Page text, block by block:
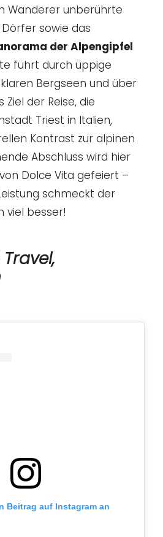
Wanderer unberührte
sowie das
der Alpengipfel
führt durch üppige
Bergseen und über
Ziel der Reise, die
Triest in Italien,
Kontrast zur alpinen
Abschluss wird hier
Dolce Vita gefeiert –
schmeckt der
viel besser!
Beitrag auf Instagram an